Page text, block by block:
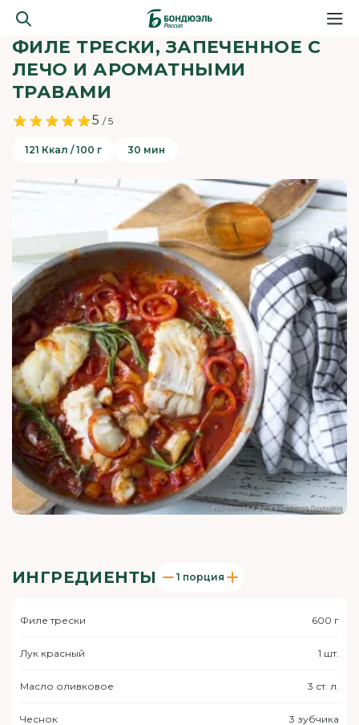
ФИЛЕ ТРЕСКИ, ЗАПЕЧЕННОЕ С
ЛЕЧО И АРОМАТНЫМИ
ТРАВАМИ
5 / 5
121 Ккал / 100 г 30 мин
ИНГРЕДИЕНТЫ 1 порция
Филе трески 600 г
Лук красный 1 шт.
Масло оливковое 3 ст. л.
Чеснок 3 зубчика